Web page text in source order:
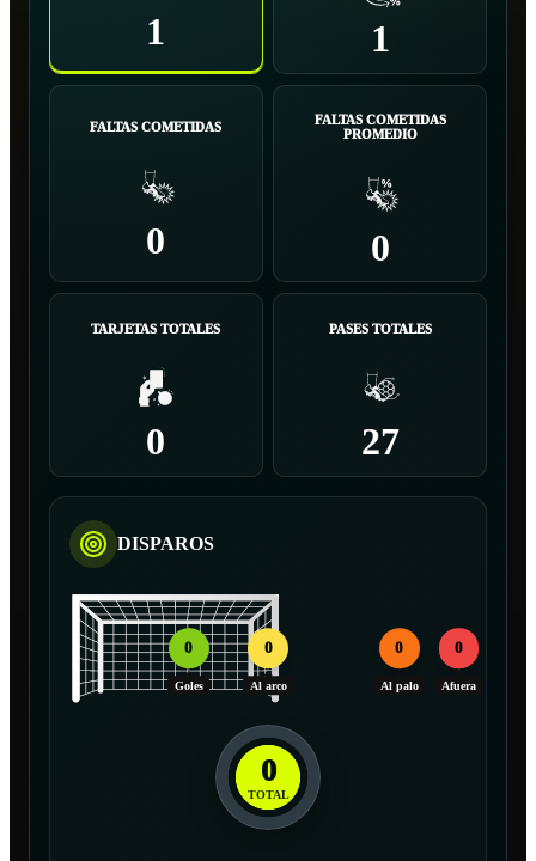
1 1
FALTAS COMETIDAS
0
FALTAS COMETIDAS
PROMEDIO
0
TARJETAS TOTALES
0
PASES TOTALES
27
DISPAROS
0
Goles
0
Al arco
0
Al palo
0
Afuera
0
TOTAL